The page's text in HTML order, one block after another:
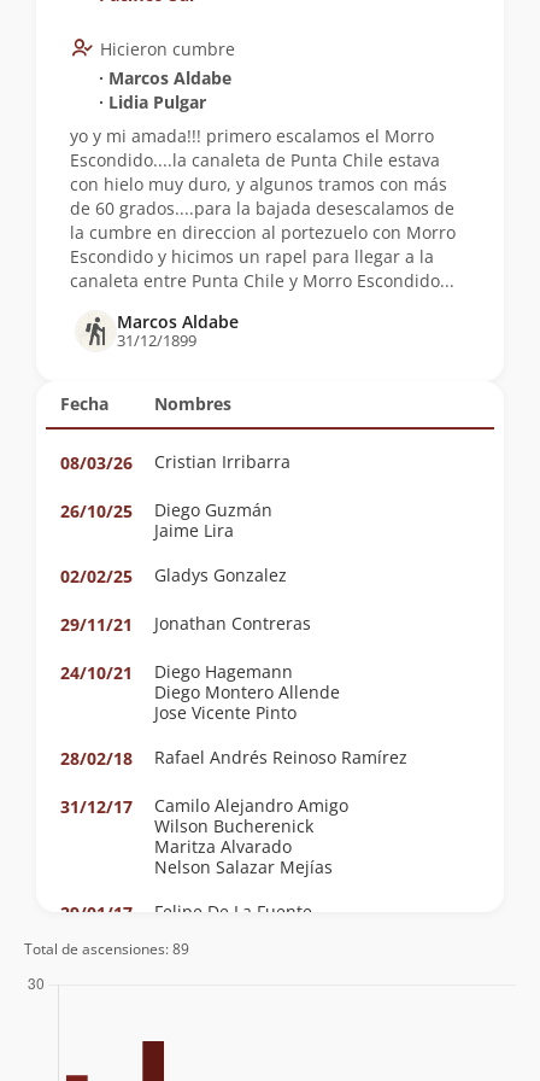
Fecha Nombres
08/03/26 Cristian Irribarra
26/10/25
Diego Guzmán
Jaime Lira
02/02/25
Gladys Gonzalez
29/11/21 Jonathan Contreras
24/10/21
Diego Hagemann
Diego Montero Allende
Jose Vicente Pinto
28/02/18
Rafael Andrés Reinoso Ramírez
31/12/17
Camilo Alejandro Amigo
Wilson Bucherenick
Maritza Alvarado
Nelson Salazar Mejías
29/01/17
Felipe De La Fuente
20/11/16
Aldo Caneo
Oliver Francisco Bravo
Hicieron cumbre
∙ Marcos Aldabe
∙ Lidia Pulgar
yo y mi amada!!! primero escalamos el Morro
Escondido....la canaleta de Punta Chile estava
con hielo muy duro, y algunos tramos con más
de 60 grados....para la bajada desescalamos de
la cumbre en direccion al portezuelo con Morro
Escondido y hicimos un rapel para llegar a la
canaleta entre Punta Chile y Morro Escondido...
Marcos Aldabe
31/12/1899
Total de ascensiones: 89